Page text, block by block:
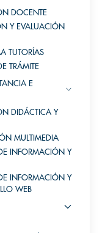
DOCENTE
Y EVALUACIÓN
TUTORÍAS
TRÁMITE
E
DIDÁCTICA Y
MULTIMEDIA
INFORMACIÓN Y
INFORMACIÓN Y
WEB